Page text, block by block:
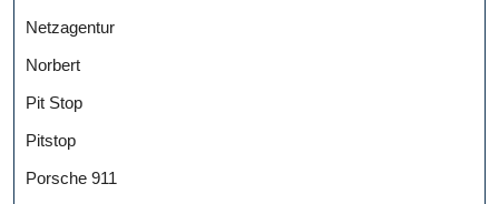
Netzagentur
Norbert
Pit Stop
Pitstop
Porsche 911